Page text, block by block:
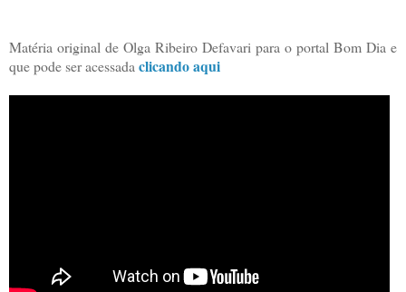
Matéria original de Olga Ribeiro Defavari para o portal Bom Dia e
que pode ser acessada clicando aqui